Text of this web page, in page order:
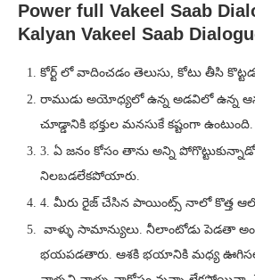
Power full Vakeel Saab
Kalyan Vakeel Saab
కోర్ట్ లో వాదించడం తెలుసు, కోటు తీసి
రాముడు అయోధ్యలో ఉన్న అడవిలో ఉన్న
చూడ్డానికి భక్తుల మనసుకే కష్టంగా ఉంటుంది.
3. ఏ జనం కోసం తాను అన్ని
నిలబడలేకపోయారు.
4. మీరు రైజ్ చేసిన పాయింట్స్ నాలో కొత్త
వాళ్ళు సామాన్యులు. నీలాంటోడు పెడతా
భయపడతారు. ఆశకి భయానికి మధ్య